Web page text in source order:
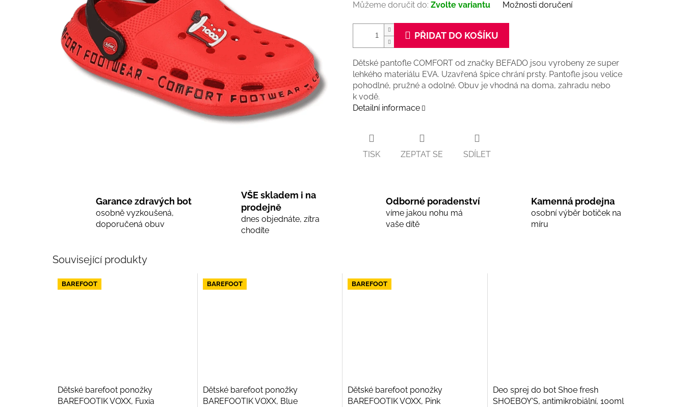
Můžeme doručit do: Zvolte variantu Možnosti doručení
PŘIDAT DO KOŠÍKU
Dětské pantofle COMFORT od značky BEFADO jsou vyrobeny ze super
lehkého materiálu EVA. Uzavřená špice chrání prsty. Pantofle jsou velice
pohodlné, pružné a odolné. Obuv je vhodná na doma, zahradu nebo
k vodě.
Detailní informace
TISK ZEPTAT SE SDÍLET
Garance zdravých bot
osobně vyzkoušená,
doporučená obuv
VŠE skladem i na
prodejně
dnes objednáte, zítra
chodíte
Odborné poradenství
víme jakou nohu má
vaše dítě
Kamenná prodejna
osobní výběr botiček na
míru
Související produkty
BAREFOOT
Dětské barefoot ponožky
BAREFOOTIK VOXX, Fuxia
BAREFOOT
Dětské barefoot ponožky
BAREFOOTIK VOXX, Blue
BAREFOOT
Dětské barefoot ponožky
BAREFOOTIK VOXX, Pink
Deo sprej do bot Shoe fresh
SHOEBOY'S, antimikrobiální, 100ml